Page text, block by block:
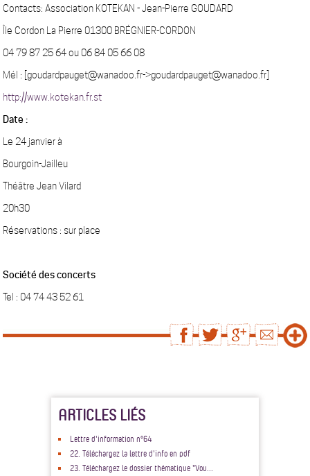
Contacts: Association KOTEKAN - Jean-Pierre GOUDARD
Île Cordon La Pierre 01300 BRÉGNIER-CORDON
04 79 87 25 64 ou 06 84 05 66 08
Mél : [goudardpauget@wanadoo.fr->goudardpauget@wanadoo.fr]
http://www.kotekan.fr.st
Date :
Le 24 janvier à
Bourgoin-Jailleu
Théâtre Jean Vilard
20h30
Réservations : sur place
Société des concerts
Tel : 04 74 43 52 61
ARTICLES LIÉS
Lettre d'information n°64
22. Téléchargez la lettre d'info en pdf
23. Téléchargez le dossier thématique "Vou...